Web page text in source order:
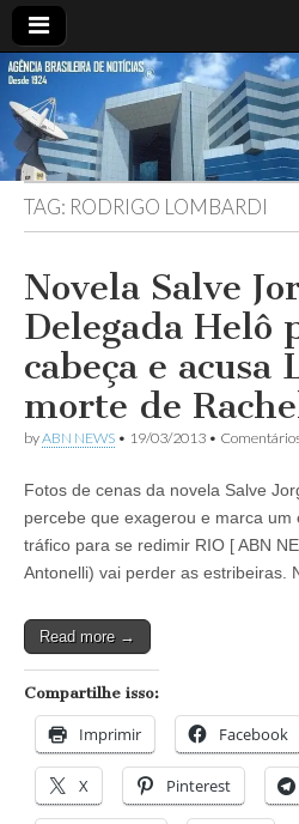
ABN
DE
DESDE
1924
TAG: RODRIGO LOMBARDI
Novela Salve
Delegada Helô
cabeça e acusa
morte de
byABN NEWS • 19/03/2013 •
Fotos de cenas da novela Salve
percebe que exagerou e marca
tráfico para se redimir RIO [ ABN
Antonelli) vai perder as estribeiras.
Read more →
Compartilhe isso:
Imprimir Facebook
X Pinterest